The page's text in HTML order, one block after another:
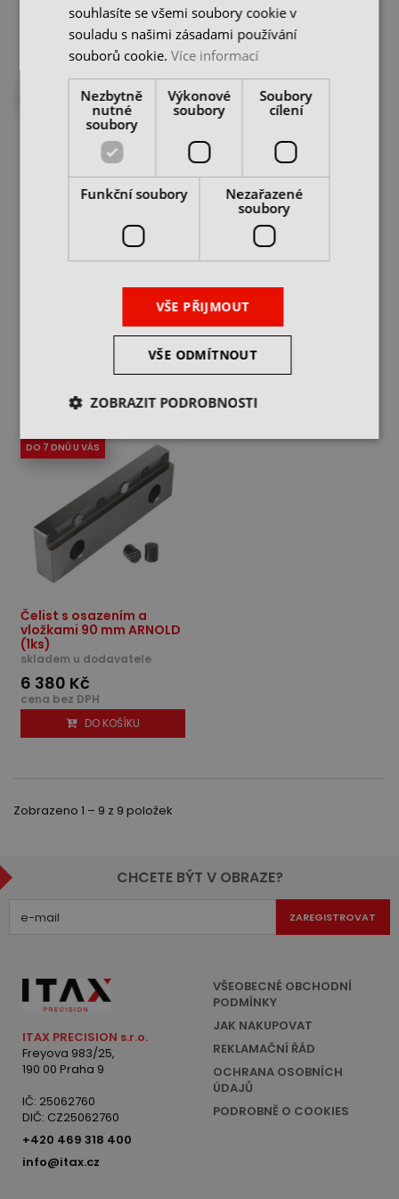
DO KOŠÍKU
DO KOŠÍKU
DO 7 DNŮ U VÁS
Zakusovací čelist 90 mm
DO 7 DNŮ U VÁS
Výkyvná čelist 90 mm
skladem u dodavatele
10 820 Kč
cena bez DPH
DO 7 DNŮ U VÁS
Čelist s osazením a
vložkami 90 mm ARNOLD
(1ks)
skladem u dodavatele
6 380 Kč
cena bez DPH
DO KOŠÍKU
Zobrazeno 1 – 9 z 9 položek
CHCETE BÝT V OBRAZE?
ZAREGISTROVAT
ITAX PRECISION s.r.o.
Freyova 983/25,
190 00 Praha 9
IČ: 25062760
DIČ: CZ25062760
+420 469 318 400
info@itax.cz
VŠEOBECNÉ OBCHODNÍ
PODMÍNKY
JAK NAKUPOVAT
REKLAMAČNÍ ŘÁD
OCHRANA OSOBNÍCH
ÚDAJŮ
PODROBNĚ O COOKIES
souhlasíte se všemi soubory cookie v
souladu s našimi zásadami používání
souborů cookie.Více informací
Nezbytně
nutné
soubory
Výkonové
soubory
Soubory
cílení
Funkční soubory
Nezařazené
soubory
VŠE PŘIJMOUT
VŠE ODMÍTNOUT
ZOBRAZIT PODROBNOSTI